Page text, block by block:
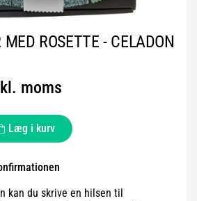
ROSETTE - CELADON
moms
Læg i kurv
kan du skrive en hilsen til